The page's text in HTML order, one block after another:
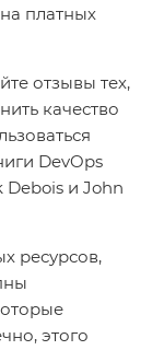
платных
отзывы тех,
качество
DevOps
Debois и John
ресурсов,
этого